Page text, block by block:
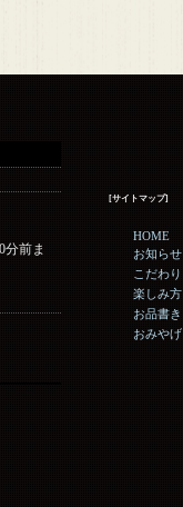
前ま
[サイトマップ]
HOME
お知らせ
こだわり
楽しみ方
お品書き
おみやげ